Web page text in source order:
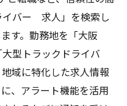
イバー 求人」を検索し
す。勤務地を「大阪
型トラックドライバ
域に特化した求人情報
、アラート機能を活用